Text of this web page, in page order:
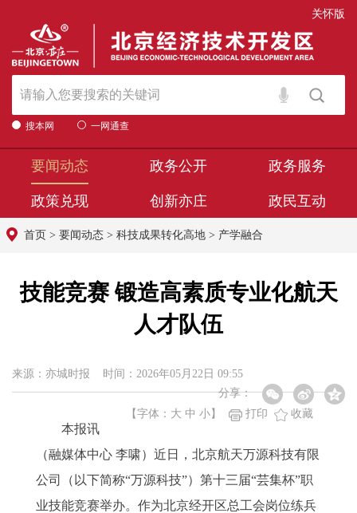
关怀版
搜本网 一网通查
要闻动态 政务公开 政务服务
政策兑现 创新亦庄 政民互动
首页 > 要闻动态 > 科技成果转化高地 > 产学融合
技能竞赛 锻造高素质专业化航天
人才队伍
来源：亦城时报 时间：2026年05月22日 09:55
分享：
【字体： 大 中 小 】 打印 收藏
本报讯
（融媒体中心 李啸）近日，北京航天万源科技有限
公司（以下简称“万源科技”）第十三届“芸集杯”职
业技能竞赛举办。作为北京经开区总工会岗位练兵